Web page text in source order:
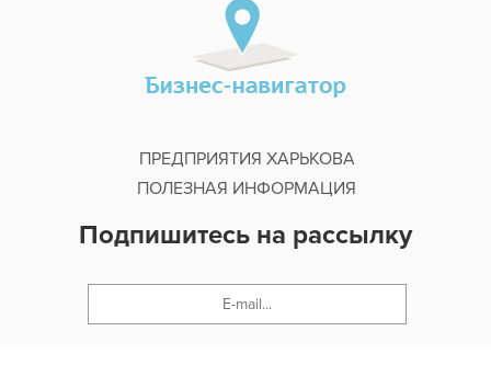
ПРЕДПРИЯТИЯ ХАРЬКОВА
ПОЛЕЗНАЯ ИНФОРМАЦИЯ
Подпишитесь на рассылку